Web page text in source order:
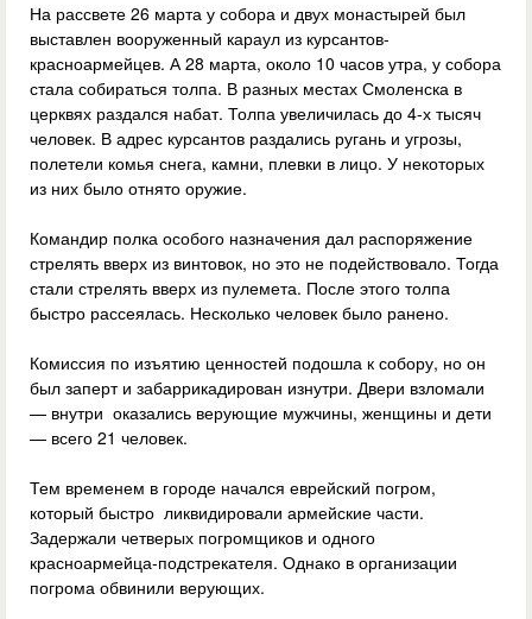
На рассвете 26 марта у собора и двух монастырей был
выставлен вооруженный караул из курсантов-
красноармейцев. А 28 марта, около 10 часов утра, у собора
стала собираться толпа. В разных местах Смоленска в
церквях раздался набат. Толпа увеличилась до 4-х тысяч
человек. В адрес курсантов раздались ругань и угрозы,
полетели комья снега, камни, плевки в лицо. У некоторых
из них было отнято оружие.
Командир полка особого назначения дал распоряжение
стрелять вверх из винтовок, но это не подействовало. Тогда
стали стрелять вверх из пулемета. После этого толпа
быстро рассеялась. Несколько человек было ранено.
Комиссия по изъятию ценностей подошла к собору, но он
был заперт и забаррикадирован изнутри. Двери взломали
— внутри оказались верующие мужчины, женщины и дети
— всего 21 человек.
Тем временем в городе начался еврейский погром,
который быстро ликвидировали армейские части.
Задержали четверых погромщиков и одного
красноармейца-подстрекателя. Однако в организации
погрома обвинили верующих.